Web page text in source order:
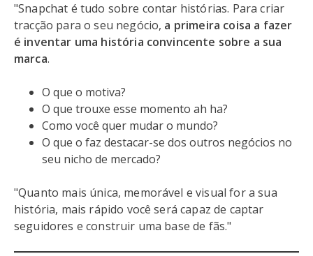
"Snapchat é tudo sobre contar histórias. Para criar
tracção para o seu negócio, a primeira coisa a fazer
é inventar uma história convincente sobre a sua
marca.
O que o motiva?
O que trouxe esse momento ah ha?
Como você quer mudar o mundo?
O que o faz destacar-se dos outros negócios no
seu nicho de mercado?
"Quanto mais única, memorável e visual for a sua
história, mais rápido você será capaz de captar
seguidores e construir uma base de fãs."